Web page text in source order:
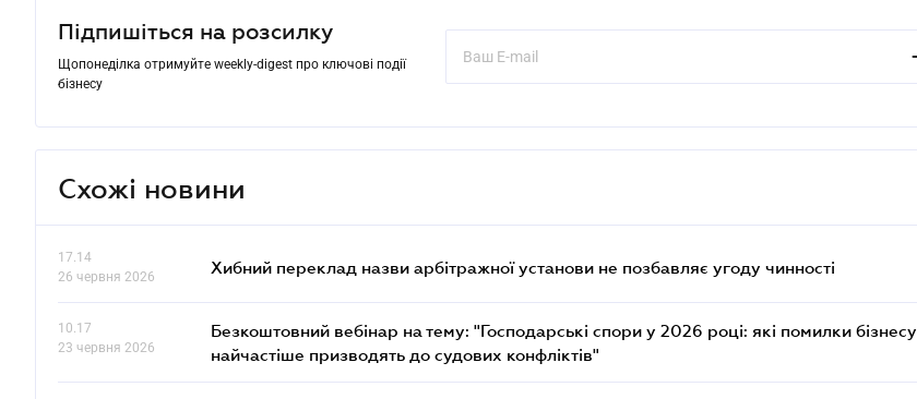
Підпишіться на розсилку
Щопонеділка отримуйте weekly-digest про ключові події
бізнесу
Схожі новини
17.14
26 червня 2026
Хибний переклад назви арбітражної установи не позбавляє угоду чинності
10.17
23 червня 2026
Безкоштовний вебінар на тему: "Господарські спори у 2026 році: які помилки бізнесу
найчастіше призводять до судових конфліктів"